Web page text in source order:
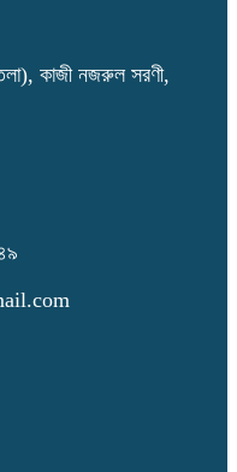
তলা), কাজী নজরুল সরণী,